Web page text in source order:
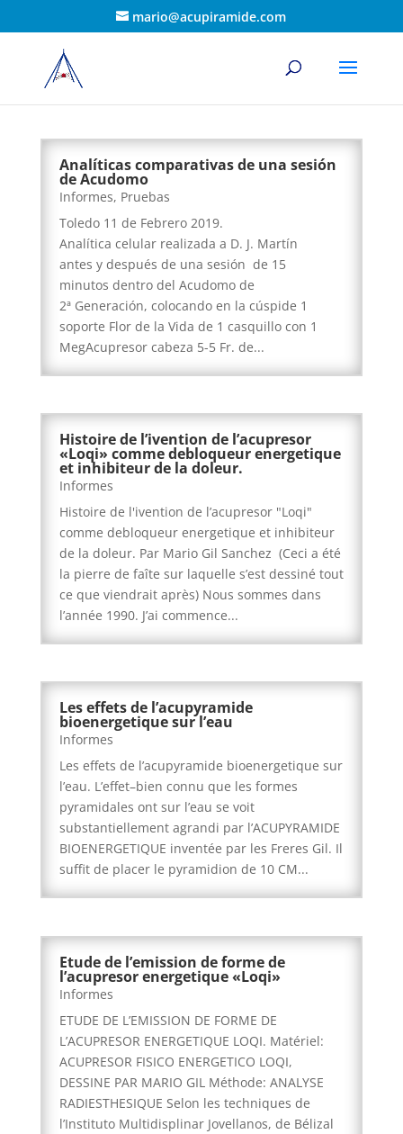
mario@acupiramide.com
Analíticas comparativas de una sesión
de Acudomo
Informes, Pruebas
Toledo 11 de Febrero 2019.
Analítica celular realizada a D. J. Martín
antes y después de una sesión de 15
minutos dentro del Acudomo de
2ª Generación, colocando en la cúspide 1
soporte Flor de la Vida de 1 casquillo con 1
MegAcupresor cabeza 5-5 Fr. de...
Histoire de l’ivention de l’acupresor
«Loqi» comme debloqueur energetique
et inhibiteur de la doleur.
Informes
Histoire de l'ivention de l’acupresor "Loqi"
comme debloqueur energetique et inhibiteur
de la doleur. Par Mario Gil Sanchez (Ceci a été
la pierre de faîte sur laquelle s’est dessiné tout
ce que viendrait après) Nous sommes dans
l’année 1990. J’ai commence...
Les effets de l’acupyramide
bioenergetique sur l’eau
Informes
Les effets de l’acupyramide bioenergetique sur
l’eau. L’effet–bien connu que les formes
pyramidales ont sur l’eau se voit
substantiellement agrandi par l’ACUPYRAMIDE
BIOENERGETIQUE inventée par les Freres Gil. Il
suffit de placer le pyramidion de 10 CM...
Etude de l’emission de forme de
l’acupresor energetique «Loqi»
Informes
ETUDE DE L’EMISSION DE FORME DE
L’ACUPRESOR ENERGETIQUE LOQI. Matériel:
ACUPRESOR FISICO ENERGETICO LOQI,
DESSINE PAR MARIO GIL Méthode: ANALYSE
RADIESTHESIQUE Selon les techniques de
l’Instituto Multidisplinar Jovellanos, de Bélizal